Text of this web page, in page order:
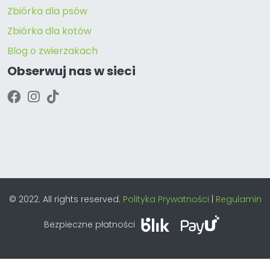
Zbiórka dla psów
Zbiórka dla kotów
Blog o zwierzakach
Obserwuj nas w sieci
© 2022. All rights reserved. Polityka Prywatności | Regulamin
Bezpieczne płatności